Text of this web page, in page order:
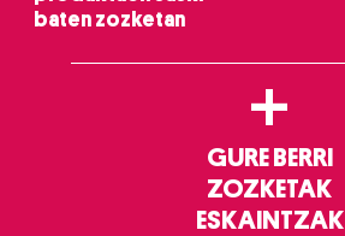
baten zozketan
+
GURE BERRI
ZOZKETAK
ESKAINTZAK